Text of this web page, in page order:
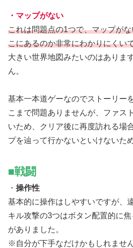
・マップがない
これは問題点の1つで、マップが
こにあるのか非常にわかりにくい
大きい世界地図みたいのはありま
ん。
基本一本道ゲーなのでストーリー
こまで問題ありませんが、ファス
いため、クリア後に再度訪れる場
プを辿って行かないといけないた
■戦闘
・ 操作性
基本的に操作はしやすいですが、
キル攻撃の3つはボタン配置的に
がありました。
※自分が下手なだけかもしれませ